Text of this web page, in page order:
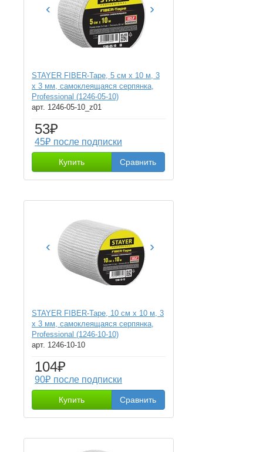
‹ ›
STAYER FIBER-Tape, 5 см х 10 м, 3
х 3 мм, самоклеящаяся серпянка,
Professional (1246-05-10)
арт. 1246-05-10_z01
53₽
45₽ после подписки
Купить Сравнить
‹ ›
STAYER FIBER-Tape, 10 см х 10 м, 3
х 3 мм, самоклеящаяся серпянка,
Professional (1246-10-10)
арт. 1246-10-10
104₽
90₽ после подписки
Купить Сравнить